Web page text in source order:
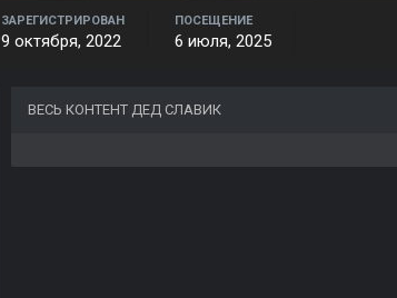
ЗАРЕГИСТРИРОВАН
9 октября, 2022
ПОСЕЩЕНИЕ
6 июля, 2025
ВЕСЬ КОНТЕНТ ДЕД СЛАВИК